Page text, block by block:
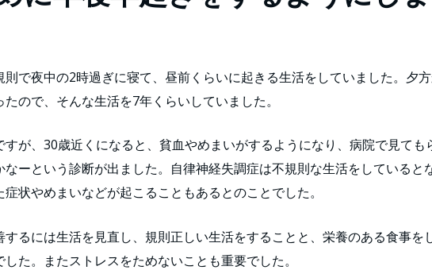
で夜中の2時過ぎに寝て、昼前くらいに起きる生活をしていました。夕
ので、そんな生活を7年くらいしていました。
が、30歳近くになると、貧血やめまいがするようになり、病院で見ても
なーという診断が出ました。自律神経失調症は不規則な生活をしていると
状やめまいなどが起こることもあるとのことでした。
するには生活を見直し、規則正しい生活をすることと、栄養のある食事を
た。またストレスをためないことも重要でした。